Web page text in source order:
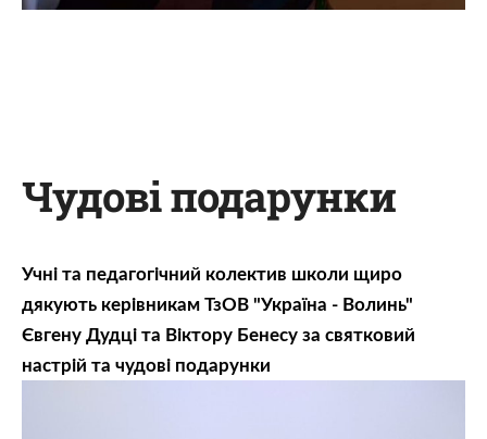
Чудові подарунки
Учні та педагогічний колектив школи щиро
дякують керівникам ТзОВ "Україна - Волинь"
Євгену Дудці та Віктору Бенесу за святковий
настрій та чудові подарунки